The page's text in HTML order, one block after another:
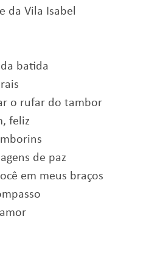
da Vila Isabel
batida
o rufar do tambor
feliz
de paz
em meus braços